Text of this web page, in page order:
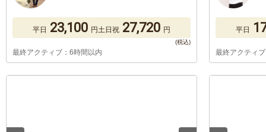
平日 23,100 円土日祝 27,720 円
最終アクティブ：6時間以内
平日
最終アクティ